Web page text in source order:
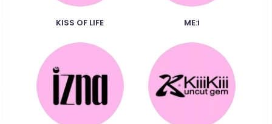
KISS OF LIFE ME:i